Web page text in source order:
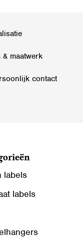
maatwerk
contact
labels
labels